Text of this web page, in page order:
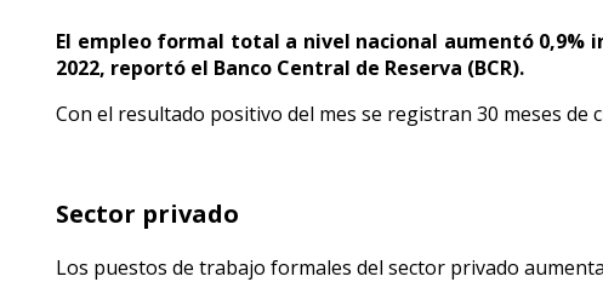
El empleo formal total a nivel nacional aumentó 0,9%
2022, reportó el Banco Central de Reserva (BCR).
Con el resultado positivo del mes se registran 30 meses de
Sector privado
Los puestos de trabajo formales del sector privado